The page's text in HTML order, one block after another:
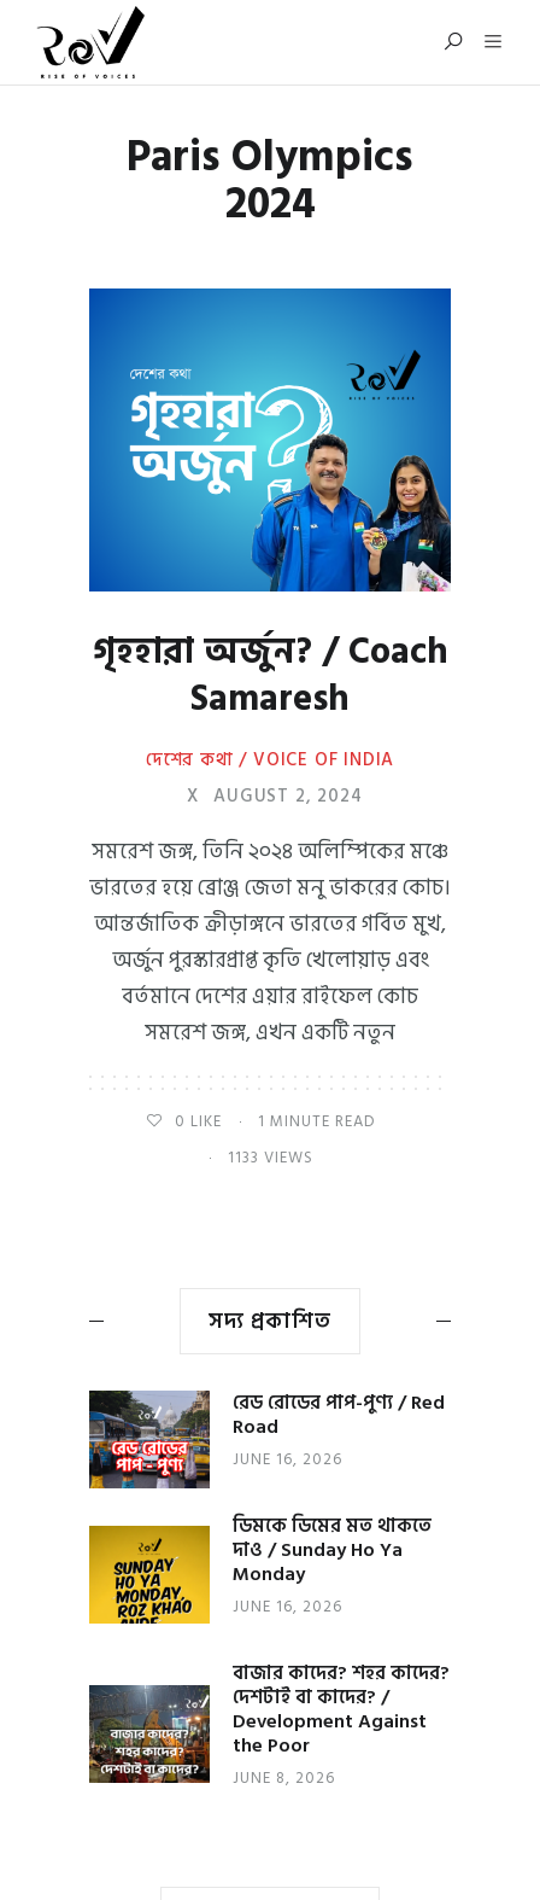
Paris Olympics
2024
গৃহহারা অর্জুন? / Coach
Samaresh
দেশের কথা / VOICE OF INDIA
X AUGUST 2, 2024
সমরেশ জঙ্গ, তিনি ২০২৪ অলিম্পিকের মঞ্চে
ভারতের হয়ে ব্রোঞ্জ জেতা মনু ভাকরের কোচ।
আন্তর্জাতিক ক্রীড়াঙ্গনে ভারতের গর্বিত মুখ,
অর্জুন পুরস্কারপ্রাপ্ত কৃতি খেলোয়াড় এবং
বর্তমানে দেশের এয়ার রাইফেল কোচ
সমরেশ জঙ্গ, এখন একটি নতুন
0 LIKE
1 MINUTE READ
1133 VIEWS
সদ্য প্রকাশিত
রেড রোডের পাপ-পুণ্য / Red
Road
JUNE 16, 2026
ডিমকে ডিমের মত থাকতে
দাও / Sunday Ho Ya
Monday
JUNE 16, 2026
বাজার কাদের? শহর কাদের?
দেশটাই বা কাদের? /
Development Against
the Poor
JUNE 8, 2026